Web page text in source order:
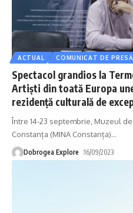
ACTUAL COMUNICAT DE PRESĂ
Spectacol grandios la
Artiști din toată Europa
rezidență culturală de
Între 14-23 septembrie, Muzeul
Constanța (MINA Constanța)…
Dobrogea Explore 16/09/2023